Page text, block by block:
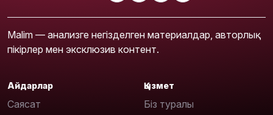
Malim — анализге негізделген материалдар, авторлық
пікірлер мен эксклюзив контент.
Айдарлар
Саясат
Қызмет
Біз туралы